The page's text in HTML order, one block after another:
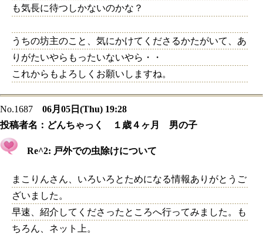
も気長に待つしかないのかな？
うちの坊主のこと、気にかけてくださるかたがいて、あ
りがたいやらもったいないやら・・
これからもよろしくお願いしますね。
No.1687
06月05日(Thu) 19:28
投稿者名： どんちゃっく １歳４ヶ月 男の子
Re^2: 戸外での虫除けについて
まこりんさん、いろいろとためになる情報ありがとうご
ざいました。
早速、紹介してくださったところへ行ってみました。も
ちろん、ネット上。